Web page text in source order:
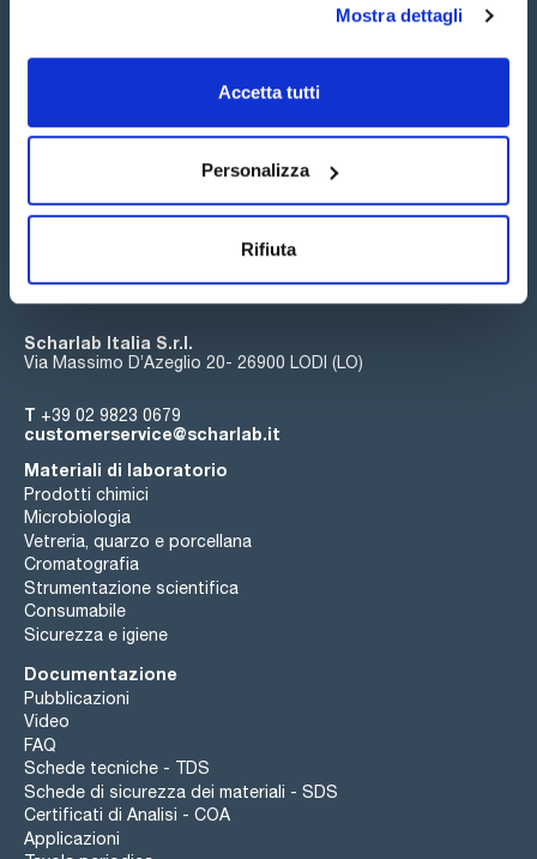
Mostra dettagli
Accetta tutti
Personalizza
Rifiuta
Iscriviti alla Newsletter
Scharlab Italia S.r.l.
Via Massimo D’Azeglio 20- 26900 LODI (LO)
T +39 02 9823 0679
customerservice@scharlab.it
Materiali di laboratorio
Prodotti chimici
Microbiologia
Vetreria, quarzo e porcellana
Cromatografia
Strumentazione scientifica
Consumabile
Sicurezza e igiene
Documentazione
Pubblicazioni
Video
FAQ
Schede tecniche - TDS
Schede di sicurezza dei materiali - SDS
Certificati di Analisi - COA
Applicazioni